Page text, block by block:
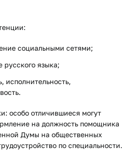
социальными сетями;
русского языка;
исполнительность,
особо отличившиеся могут
на должность помощника
Думы на общественных
по специальности.